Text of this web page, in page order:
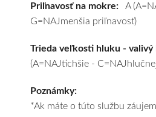
Priľnavosť na mokre: A
G=NAJmenšia priľnavosť)
Trieda veľkosti hluku - valivý
(A=NAJtichšie -
Poznámky:
*Ak máte o túto službu